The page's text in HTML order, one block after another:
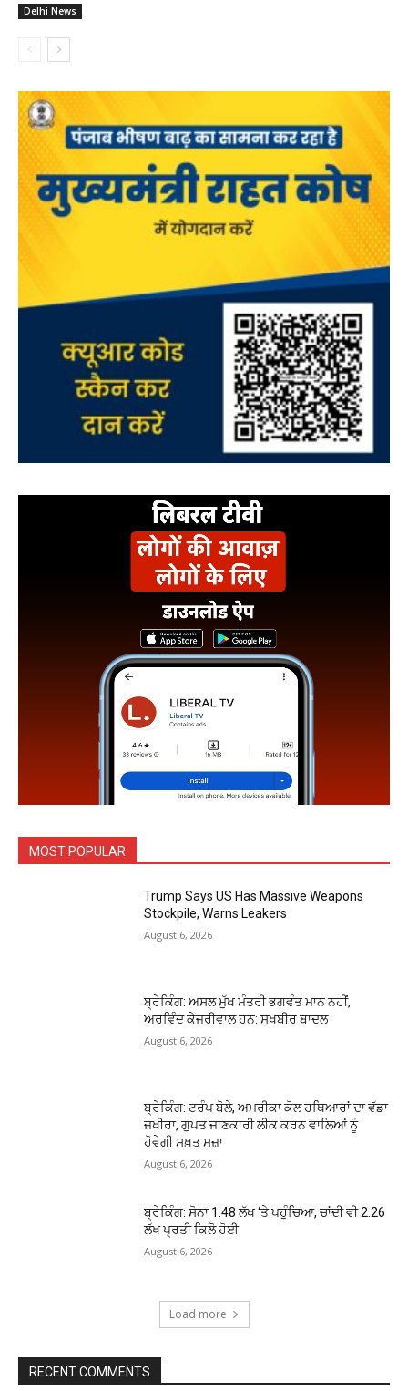
Delhi News
MOST POPULAR
Trump Says US Has Massive Weapons
Stockpile, Warns Leakers
August 6, 2026
ਬ੍ਰੇਕਿੰਗ: ਅਸਲ ਮੁੱਖ ਮੰਤਰੀ ਭਗਵੰਤ ਮਾਨ ਨਹੀਂ,
ਅਰਵਿੰਦ ਕੇਜਰੀਵਾਲ ਹਨ: ਸੁਖਬੀਰ ਬਾਦਲ
August 6, 2026
ਬ੍ਰੇਕਿੰਗ: ਟਰੰਪ ਬੋਲੇ, ਅਮਰੀਕਾ ਕੋਲ ਹਥਿਆਰਾਂ ਦਾ ਵੱਡਾ
ਜ਼ਖੀਰਾ, ਗੁਪਤ ਜਾਣਕਾਰੀ ਲੀਕ ਕਰਨ ਵਾਲਿਆਂ ਨੂੰ
ਹੋਵੇਗੀ ਸਖ਼ਤ ਸਜ਼ਾ
August 6, 2026
ਬ੍ਰੇਕਿੰਗ: ਸੋਨਾ ₹1.48 ਲੱਖ ‘ਤੇ ਪਹੁੰਚਿਆ, ਚਾਂਦੀ ਵੀ ₹2.26
ਲੱਖ ਪ੍ਰਤੀ ਕਿਲੋ ਹੋਈ
August 6, 2026
Load more
RECENT COMMENTS